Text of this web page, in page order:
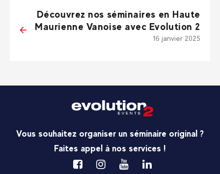
Découvrez nos séminaires en Haute
Maurienne Vanoise avec Evolution 2
16 janvier 2025
Vous souhaitez organiser un séminaire original ?
Faites appel à nos services !